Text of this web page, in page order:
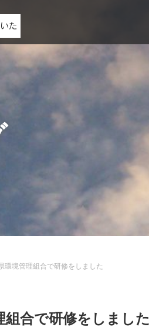
環境管理組合で研修をしました
組合で研修をしました